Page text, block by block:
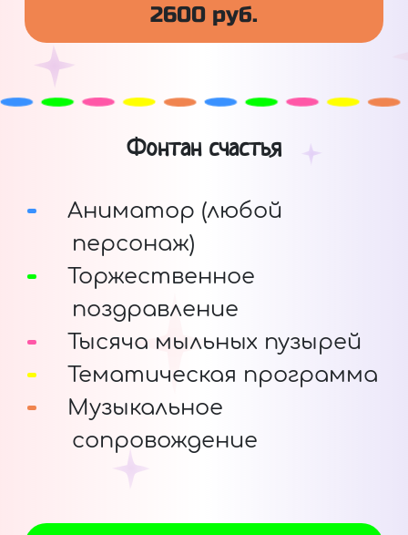
2600 руб.
Фонтан счастья
Аниматор (любой
персонаж)
Торжественное
поздравление
Тысяча мыльных пузырей
Тематическая программа
Музыкальное
сопровождение